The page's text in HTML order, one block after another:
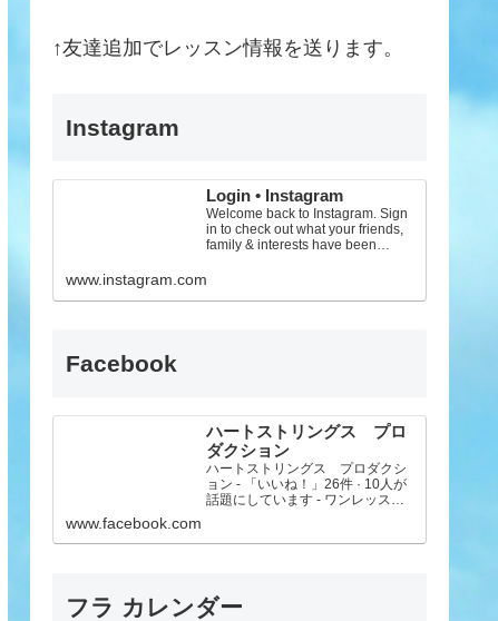
↑友達追加でレッスン情報を送ります。
Instagram
Login • Instagram
Welcome back to Instagram. Sign
in to check out what your friends,
family & interests have been
www.instagram.com
Facebook
ハートストリングス プロ
ダクション
ハートストリングス プロダクシ
ョン - 「いいね！」26件 · 10人が
話題にしています - ワンレッスン
とを目標にしています。心と体の
www.facebook.com
フラ カレンダー